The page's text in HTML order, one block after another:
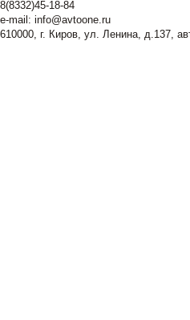
8(8332)45-18-84
e-mail: info@avtoone.ru
610000, г. Киров, ул. Ленина, д.137,